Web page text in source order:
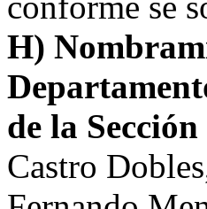
H)
de la
Castro